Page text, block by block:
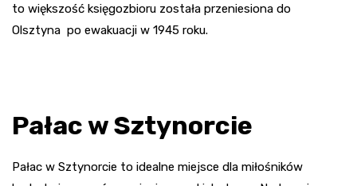
to większość księgozbioru została przeniesiona do
Olsztyna po ewakuacji w 1945 roku.
Pałac w Sztynorcie
Pałac w Sztynorcie to idealne miejsce dla miłośników